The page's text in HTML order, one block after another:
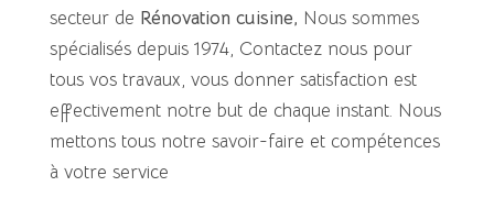
secteur de Rénovation cuisine, Nous sommes
spécialisés depuis 1974, Contactez nous pour
tous vos travaux, vous donner satisfaction est
effectivement notre but de chaque instant. Nous
mettons tous notre savoir-faire et compétences
à votre service